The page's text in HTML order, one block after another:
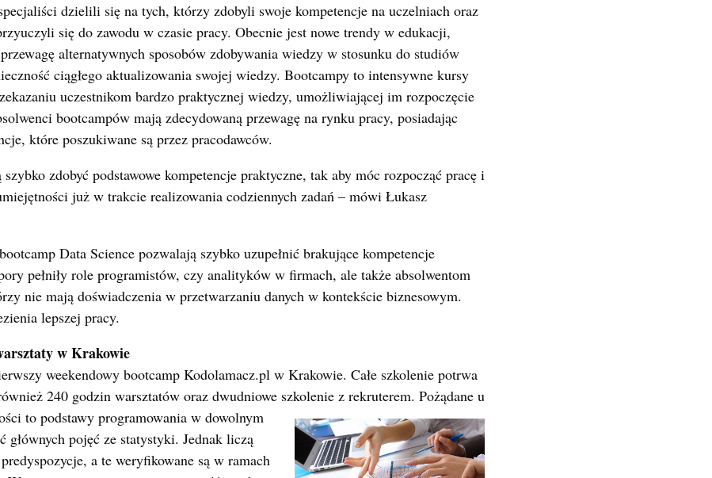
dzielili się na tych, którzy zdobyli swoje kompetencje na uczelniach oraz
się do zawodu w czasie pracy. Obecnie jest nowe trendy w edukacji,
alternatywnych sposobów zdobywania wiedzy w stosunku do studiów
ciągłego aktualizowania swojej wiedzy. Bootcampy to intensywne kursy
uczestnikom bardzo praktycznej wiedzy, umożliwiającej im rozpoczęcie
bootcampów mają zdecydowaną przewagę na rynku pracy, posiadając
które poszukiwane są przez pracodawców.
zdobyć podstawowe kompetencje praktyczne, tak aby móc rozpocząć pracę i
już w trakcie realizowania codziennych zadań – mówi Łukasz
Data Science pozwalają szybko uzupełnić brakujące kompetencje
pełniły role programistów, czy analityków w firmach, ale także absolwentom
nie mają doświadczenia w przetwarzaniu danych w kontekście biznesowym.
lepszej pracy.
w Krakowie
weekendowy bootcamp Kodolamacz.pl w Krakowie. Całe szkolenie potrwa
240 godzin warsztatów oraz dwudniowe szkolenie z rekruterem. Pożądane u
to podstawy programowania w dowolnym
głównych pojęć ze statystyki. Jednak liczą
a te weryfikowane są w ramach